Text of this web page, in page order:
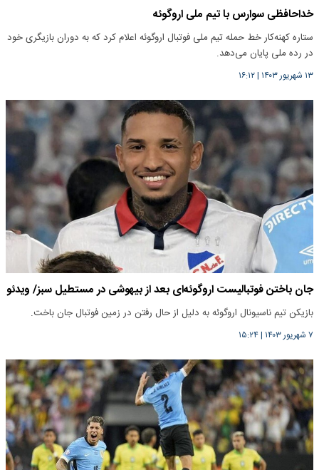
خداحافظی سوارس با تیم ملی اروگوئه
ستاره کهنه‌کار خط حمله تیم ملی فوتبال اروگوئه اعلام کرد که به دوران بازیگری خود
در رده ملی پایان می‌دهد.
۱۳ شهریور ۱۴۰۳ |۱۶:۱۲
جان باختن فوتبالیست اروگوئه‌ای بعد از بیهوشی در مستطیل سبز/ ویدئو
بازیکن تیم ناسیونال اروگوئه به دلیل از حال رفتن در زمین فوتبال جان باخت.
۷ شهریور ۱۴۰۳ |۱۵:۲۴